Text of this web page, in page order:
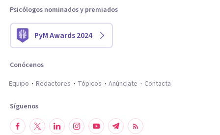
Psicólogos nominados y premiados
PyM Awards 2024
Conócenos
Equipo
Redactores Tópicos Anúnciate Contacta
Síguenos